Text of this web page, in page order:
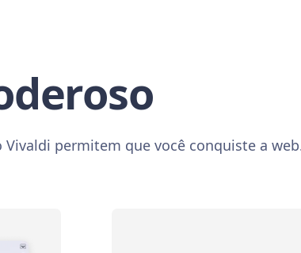
permitem que você conquiste a